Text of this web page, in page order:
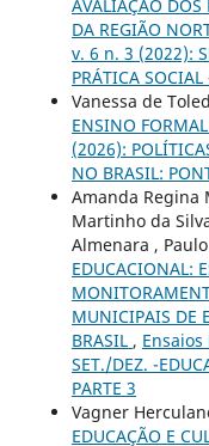
AVALIAÇÃO
DA REGIÃO
v. 6 n. 3 (2022):
PRÁTICA SOCIAL
Vanessa de
ENSINO FORMAL
(2026):
NO BRASIL:
Amanda Regina
Martinho da
Almenara ,
EDUCACIONAL:
MUNICIPAIS DE
BRASIL ,
SET./DEZ. -
PARTE 3
Vagner
EDUCAÇÃO E